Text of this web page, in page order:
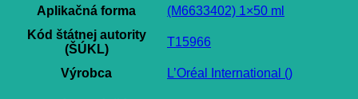
Aplikačná forma
(M6633402) 1×50 ml
Kód štátnej autority
(ŠÚKL)
T15966
Výrobca L’Oréal International ()